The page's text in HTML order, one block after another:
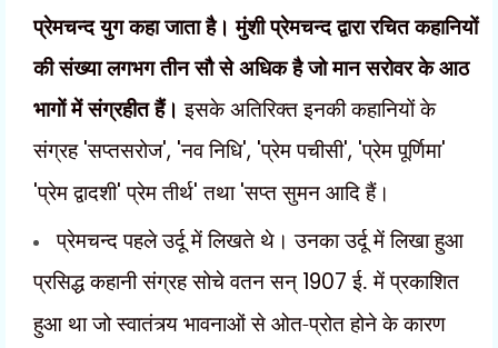
प्रेमचन्द युग कहा जाता है। मुंशी प्रेमचन्द द्वारा रचित कहानियों
की संख्या लगभग तीन सौ से अधिक है जो मान सरोवर के आठ
भागों में संग्रहीत हैं। इसके अतिरिक्त इनकी कहानियों के
संग्रह 'सप्तसरोज', 'नव निधि', 'प्रेम पचीसी', 'प्रेम पूर्णिमा'
'प्रेम द्वादशी'प्रेम तीर्थ'तथा 'सप्त सुमन आदि हैं।
प्रेमचन्द पहले उर्दू में लिखते थे। उनका उर्दू में लिखा हुआ
प्रसिद्ध कहानी संग्रह सोचे वतन सन् 1907 ई. में प्रकाशित
हुआ था जो स्वातंत्र्य भावनाओं से ओत-प्रोत होने के कारण